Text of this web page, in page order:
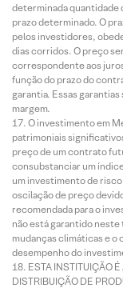
determinada quantidade
prazo determinado. O
pelos investidores,
dias corridos. O preço
correspondente aos
função do prazo do
garantia. Essas
margem.
O investimento em
patrimoniais
preço de um contrato
consubstanciar um
um investimento de
oscilação de preço
recomendada para o
não está garantido
mudanças climáticas e
desempenho do
ESTA INSTITUIÇÃO
DISTRIBUIÇÃO DE